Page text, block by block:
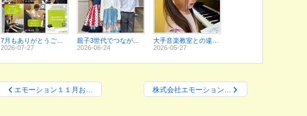
2026-07-27
2026-06-24
2026-05-27
エモーション１１月お… 株式会社エモーション…